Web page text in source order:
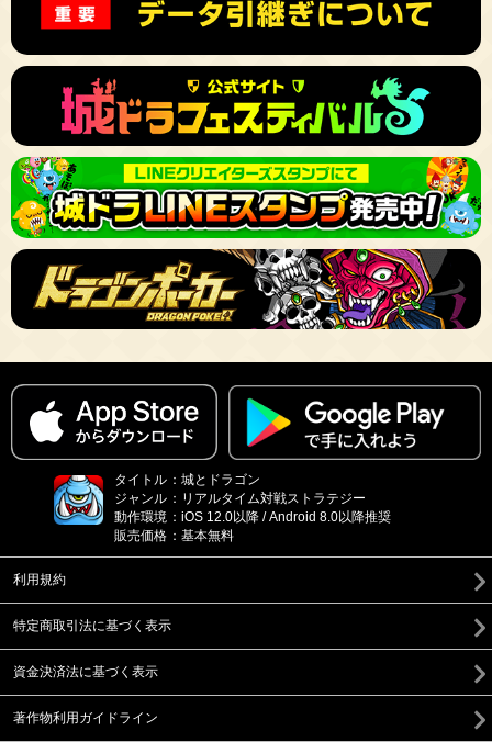
タイトル ： 城とドラゴン
ジャンル ： リアルタイム対戦ストラテジー
動作環境 ： iOS 12.0以降 / Android 8.0以降推奨
販売価格 ： 基本無料
利用規約
特定商取引法に基づく表示
資金決済法に基づく表示
著作物利用ガイドライン